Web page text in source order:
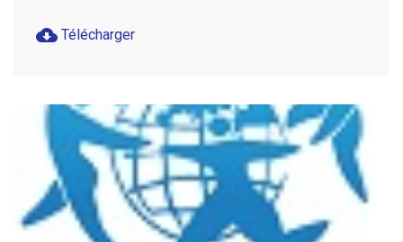
cloud_download Télécharger